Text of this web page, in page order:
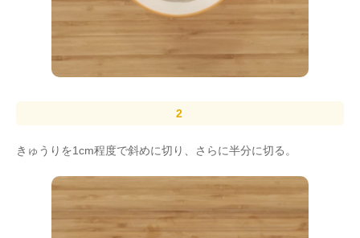
きゅうりを1cm程度で斜めに切り、さらに半分に切る。